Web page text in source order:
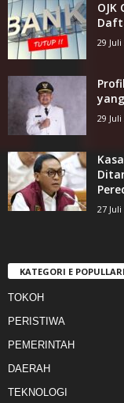
OJK
29 Juli
29 Juli
27 Juli
KATEGORI E
TOKOH
PERISTIWA
PEMERINTAH
DAERAH
TEKNOLOGI